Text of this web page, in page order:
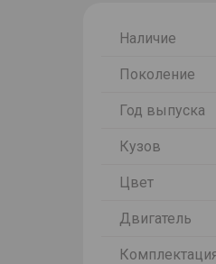
Наличие
Поколение
Год выпуска
Кузов
Цвет
Двигатель